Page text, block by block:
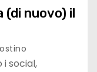
(di nuovo) il
social,